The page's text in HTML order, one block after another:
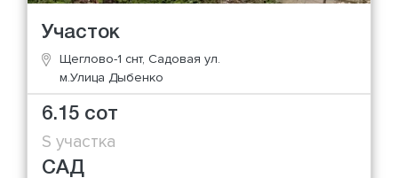
Участок
Щеглово-1 снт, Садовая ул.
м.Улица Дыбенко
6.15 сот
S участка
САД